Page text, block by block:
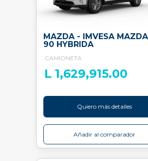
MAZDA - IMVESA
90 HYBRIDA
CAMIONETA
L 1,629,915.00
Quiero más detalles
Añadir al comparador